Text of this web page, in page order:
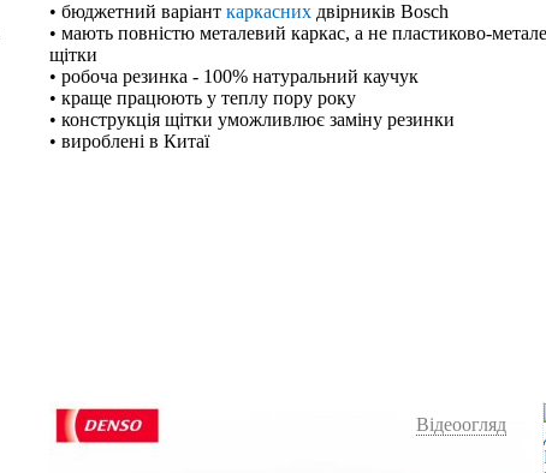
• бюджетний варіант каркасних двірників Bosch
• мають повністю металевий каркас, а не пластиково-
щітки
• робоча резинка - 100% натуральний каучук
• краще працюють у теплу пору року
• конструкція щітки уможливлює заміну резинки
• вироблені в Китаї
Відеоогляд